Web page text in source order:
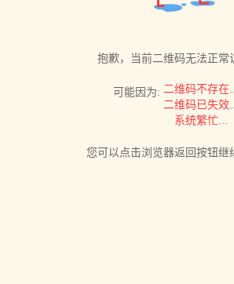
抱歉，当前二维码无法正常
可能因为: 二维码不存在...
二维码已失效...
系统繁忙...
您可以点击浏览器返回按钮继